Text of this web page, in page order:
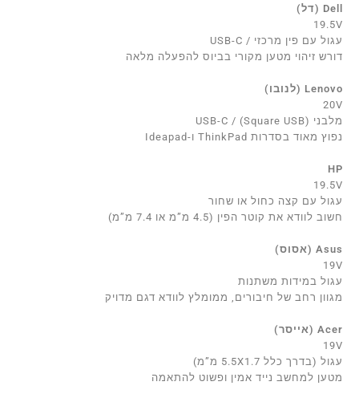
Dell (דל)
19.5V
עגול עם פין מרכזי / USB-C
דורש זיהוי מטען מקורי בביוס להפעלה מלאה
Lenovo (לנובו)
20V
מלבני (Square USB) / USB-C
נפוץ מאוד בסדרות ThinkPad ו-Ideapad
HP
19.5V
עגול עם קצה כחול או שחור
חשוב לוודא את קוטר הפין (4.5 מ”מ או 7.4 מ”מ)
Asus (אסוס)
19V
עגול במידות משתנות
מגוון רחב של חיבורים, ממומלץ לוודא דגם מדויק
Acer (אייסר)
19V
עגול (בדרך כלל 5.5X1.7 מ”מ)
מטען למחשב נייד אמין ופשוט להתאמה